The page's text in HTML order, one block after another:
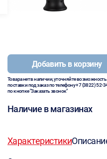
Добавить в корзину
Товара нет в наличии, уточняйте возможность
поставки под заказ по телефону+7 (3822) 52-
по кнопке "Заказать звонок"
Наличие в магазинах
Характеристики